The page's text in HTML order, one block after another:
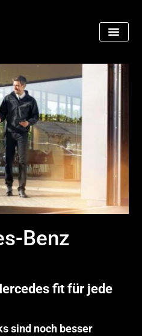
Benz
fit für jede
sind noch besser